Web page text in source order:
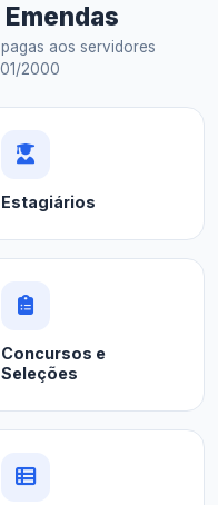
aos servidores
2000
Estagiários
Concursos e
Seleções